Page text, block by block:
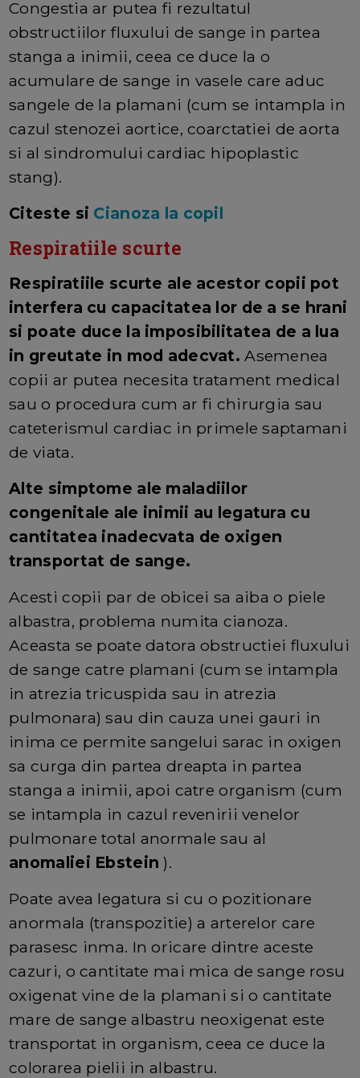
Congestia ar putea fi rezultatul
obstructiilor fluxului de sange in partea
stanga a inimii, ceea ce duce la o
acumulare de sange in vasele care aduc
sangele de la plamani (cum se intampla in
cazul stenozei aortice, coarctatiei de aorta
si al sindromului cardiac hipoplastic
stang).
Citeste si Cianoza la copil
Respiratiile scurte
Respiratiile scurte ale acestor copii pot
interfera cu capacitatea lor de a se hrani
si poate duce la imposibilitatea de a lua
in greutate in mod adecvat.Asemenea
copii ar putea necesita tratament medical
sau o procedura cum ar fi chirurgia sau
cateterismul cardiac in primele saptamani
de viata.
Alte simptome ale maladiilor
congenitale ale inimii au legatura cu
cantitatea inadecvata de oxigen
transportat de sange.
Acesti copii par de obicei sa aiba o piele
albastra, problema numita cianoza.
Aceasta se poate datora obstructiei fluxului
de sange catre plamani (cum se intampla
in atrezia tricuspida sau in atrezia
pulmonara) sau din cauza unei gauri in
inima ce permite sangelui sarac in oxigen
sa curga din partea dreapta in partea
stanga a inimii, apoi catre organism (cum
se intampla in cazul revenirii venelor
pulmonare total anormale sau al
anomaliei Ebstein ).
Poate avea legatura si cu o pozitionare
anormala (transpozitie) a arterelor care
parasesc inma. In oricare dintre aceste
cazuri, o cantitate mai mica de sange rosu
oxigenat vine de la plamani si o cantitate
mare de sange albastru neoxigenat este
transportat in organism, ceea ce duce la
colorarea pielii in albastru.